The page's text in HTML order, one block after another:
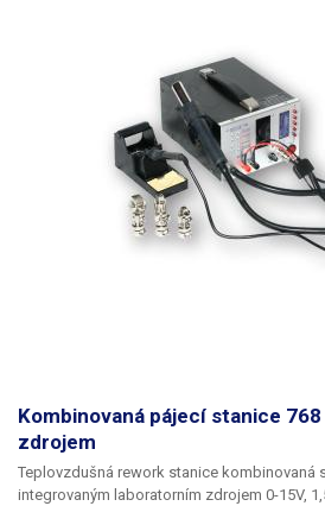
Kombinovaná pájecí stanice
zdrojem
Teplovzdušná rework stanice kombinovaná
integrovaným laboratorním zdrojem 0-15V,